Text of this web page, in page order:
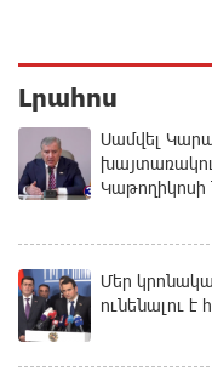
Լրահոս
Սամվել
Մեր
ունենալու